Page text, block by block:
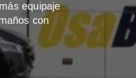
equipaje
con